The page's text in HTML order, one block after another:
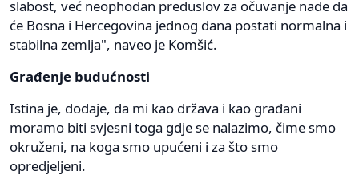
slabost, već neophodan preduslov za očuvanje nade da
će Bosna i Hercegovina jednog dana postati normalna i
stabilna zemlja", naveo je Komšić.
Građenje budućnosti
Istina je, dodaje, da mi kao država i kao građani
moramo biti svjesni toga gdje se nalazimo, čime smo
okruženi, na koga smo upućeni i za što smo
opredjeljeni.